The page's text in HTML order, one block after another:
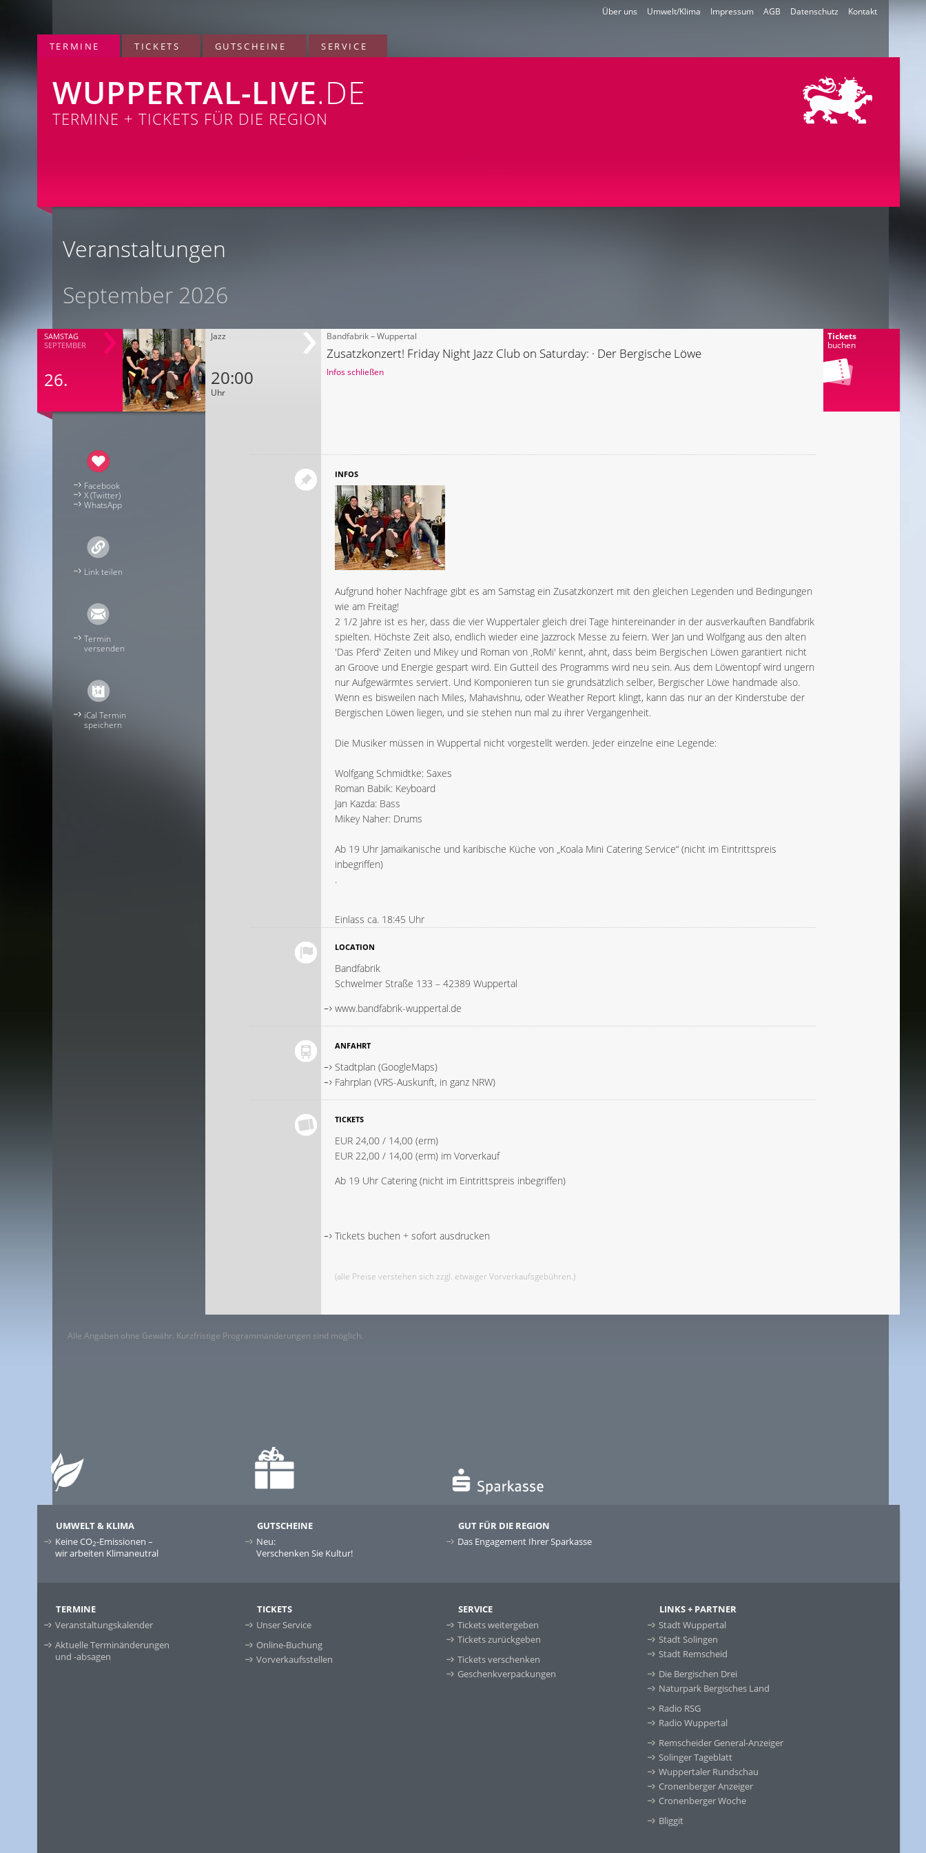
Kontakt
Datenschutz
AGB
Impressum
Umwelt/Klima
Über uns
TERMINE TICKETS GUTSCHEINE SERVICE
WUPPERTAL-LIVE.DE
TERMINE + TICKETS FÜR DIE REGION
Veranstaltungen
September 2026
SAMSTAG
SEPTEMBER
26.
Jazz
20:00
Uhr
Tickets
buchen
Bandfabrik – Wuppertal
Zusatzkonzert! Friday Night Jazz Club on Saturday: · Der Bergische Löwe
Infos schließen
Facebook
X (Twitter)
WhatsApp
Link teilen
Termin
versenden
iCal Termin
speichern
INFOS
Aufgrund hoher Nachfrage gibt es am Samstag ein Zusatzkonzert mit den gleichen Legenden und Bedingungen
wie am Freitag!
2 1/2 Jahre ist es her, dass die vier Wuppertaler gleich drei Tage hintereinander in der ausverkauften Bandfabrik
spielten. Höchste Zeit also, endlich wieder eine Jazzrock Messe zu feiern. Wer Jan und Wolfgang aus den alten
'Das Pferd' Zeiten und Mikey und Roman von ‚RoMi' kennt, ahnt, dass beim Bergischen Löwen garantiert nicht
an Groove und Energie gespart wird. Ein Gutteil des Programms wird neu sein. Aus dem Löwentopf wird ungern
nur Aufgewärmtes serviert. Und Komponieren tun sie grundsätzlich selber, Bergischer Löwe handmade also.
Wenn es bisweilen nach Miles, Mahavishnu, oder Weather Report klingt, kann das nur an der Kinderstube der
Bergischen Löwen liegen, und sie stehen nun mal zu ihrer Vergangenheit.
Die Musiker müssen in Wuppertal nicht vorgestellt werden. Jeder einzelne eine Legende:
Wolfgang Schmidtke: Saxes
Roman Babik: Keyboard
Jan Kazda: Bass
Mikey Naher: Drums
Ab 19 Uhr Jamaikanische und karibische Küche von „Koala Mini Catering Service“ (nicht im Eintrittspreis
inbegriffen)
.
Einlass ca. 18:45 Uhr
LOCATION
Bandfabrik
Schwelmer Straße 133 – 42389 Wuppertal
www.bandfabrik-wuppertal.de
ANFAHRT
Stadtplan (GoogleMaps)
Fahrplan (VRS-Auskunft, in ganz NRW)
TICKETS
EUR 24,00 / 14,00 (erm)
EUR 22,00 / 14,00 (erm) im Vorverkauf
Ab 19 Uhr Catering (nicht im Eintrittspreis inbegriffen)
Tickets buchen + sofort ausdrucken
(alle Preise verstehen sich zzgl. etwaiger Vorverkaufsgebühren.)
Alle Angaben ohne Gewähr. Kurzfristige Programmänderungen sind möglich.
UMWELT & KLIMA
Keine CO2-Emissionen –
wir arbeiten Klimaneutral
GUTSCHEINE
Neu:
Verschenken Sie Kultur!
GUT FÜR DIE REGION
Das Engagement Ihrer Sparkasse
TERMINE
Veranstaltungskalender
Aktuelle Terminänderungen
und -absagen
TICKETS
Unser Service
Online-Buchung
Vorverkaufsstellen
SERVICE
Tickets weitergeben
Tickets zurückgeben
Tickets verschenken
Geschenkverpackungen
LINKS + PARTNER
Stadt Wuppertal
Stadt Solingen
Stadt Remscheid
Die Bergischen Drei
Naturpark Bergisches Land
Radio RSG
Radio Wuppertal
Remscheider General-Anzeiger
Solinger Tageblatt
Wuppertaler Rundschau
Cronenberger Anzeiger
Cronenberger Woche
Bliggit